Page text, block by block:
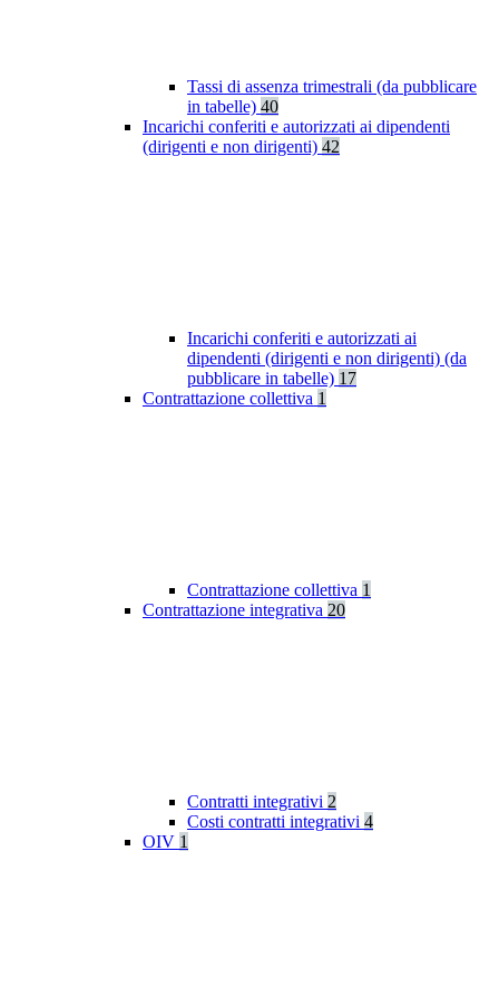
Tassi di assenza trimestrali (da pubblicare
in tabelle) 40
Incarichi conferiti e autorizzati ai dipendenti
(dirigenti e non dirigenti) 42
Incarichi conferiti e autorizzati ai
dipendenti (dirigenti e non dirigenti) (da
pubblicare in tabelle) 17
Contrattazione collettiva 1
Contrattazione collettiva 1
Contrattazione integrativa 20
Contratti integrativi 2
Costi contratti integrativi 4
OIV 1